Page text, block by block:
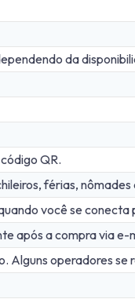
da
QR.
férias, nômades
você se conecta
após a compra via e-
Alguns operadores